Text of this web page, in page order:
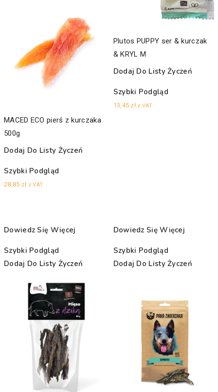
MACED ECO pierś z kurczaka
500g
Dodaj Do Listy Życzeń
Szybki Podgląd
28,85 zł z VAT
Plutos PUPPY ser & kurczak
& KRYL M
Dodaj Do Listy Życzeń
Szybki Podgląd
13,45 zł z VAT
Dowiedz Się Więcej
Szybki Podgląd
Dodaj Do Listy Życzeń
Dowiedz Się Więcej
Szybki Podgląd
Dodaj Do Listy Życzeń